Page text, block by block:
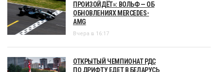
ПРОИЗОЙДЁТ»: ВОЛЬФ — ОБ
ОБНОВЛЕНИЯХ MERCEDES-
AMG
Вчера в 16:17
ОТКРЫТЫЙ ЧЕМПИОНАТ РДС
ПО ДРИФТУ ЕДЕТ В БЕЛАРУСЬ